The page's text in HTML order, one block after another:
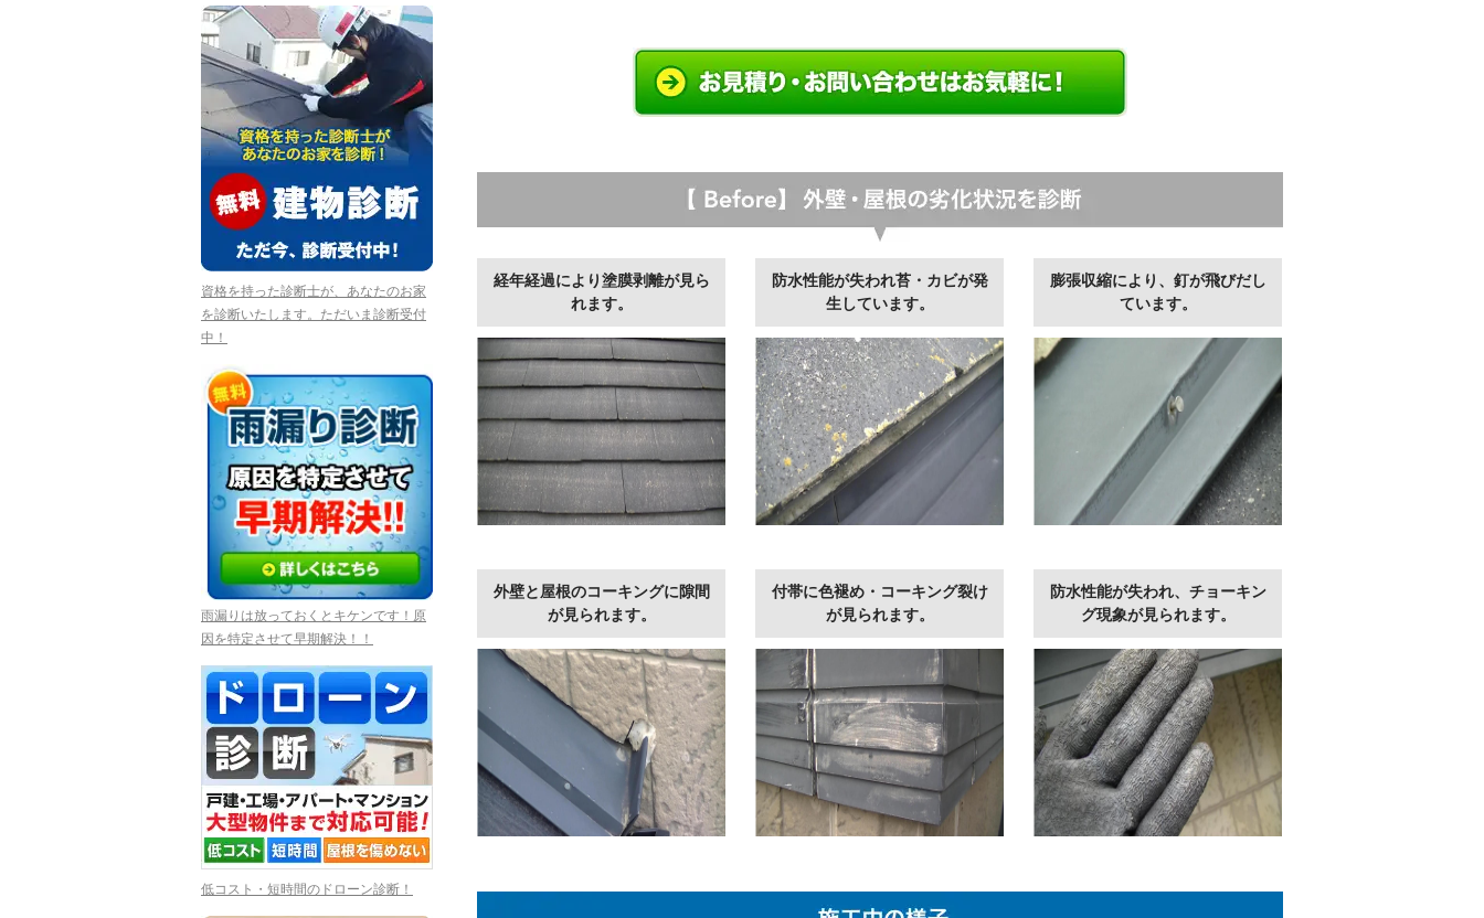
経年経過により塗膜剥離が見ら
れます。
防水性能が失われ苔・カビが発
生しています。
膨張収縮により、釘が飛びだし
ています。
外壁と屋根のコーキングに隙間
が見られます。
付帯に色褪め・コーキング裂け
が見られます。
防水性能が失われ、チョーキン
グ現象が見られます。
資格を持った診断士が、あなたのお家
を診断いたします。ただいま診断受付
中！
雨漏りは放っておくとキケンです！原
因を特定させて早期解決！！
低コスト・短時間のドローン診断！